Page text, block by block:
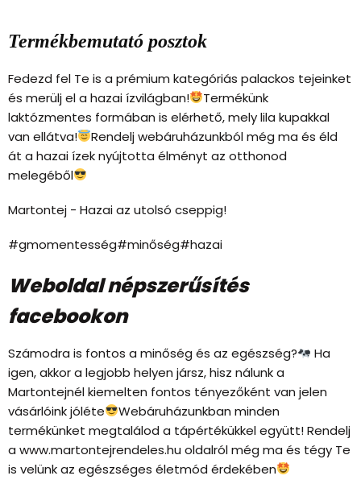
Termékbemutató posztok
Fedezd fel Te is a prémium kategóriás palackos tejeinket
és merülj el a hazai ízvilágban!
Termékünk
laktózmentes formában is elérhető, mely lila kupakkal
van ellátva!
Rendelj webáruházunkból még ma és éld
át a hazai ízek nyújtotta élményt az otthonod
melegéből
Martontej - Hazai az utolsó cseppig!
#gmomentesség#minőség#hazai
Weboldal népszerűsítés
facebookon
Számodra is fontos a minőség és az egészség?
Ha
igen, akkor a legjobb helyen jársz, hisz nálunk a
Martontejnél kiemelten fontos tényezőként van jelen
vásárlóink jóléte
Webáruházunkban minden
termékünket megtalálod a tápértékükkel együtt! Rendelj
a www.martontejrendeles.hu oldalról még ma és tégy Te
is velünk az egészséges életmód érdekében